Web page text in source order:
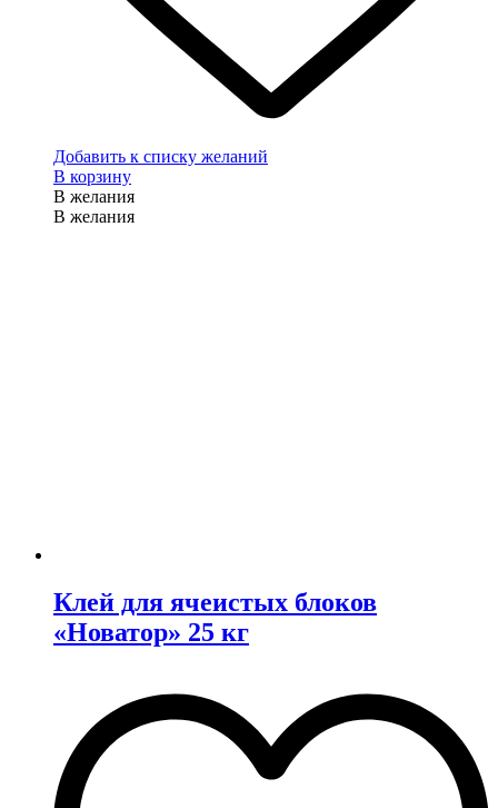
Добавить к списку желаний
В корзину
В желания
В желания
Клей для ячеистых блоков
«Новатор» 25 кг